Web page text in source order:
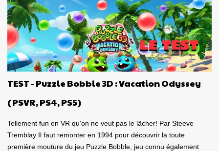
Pour revoir mon test, c'est par ici . Lorsque PlayStation Canada
nous a contacté il y a deux semaines pour faire le test de la
version PC, laquelle a vu le jour le 30 janvier dernier, je me suis
tout de suite dit : Ça serait génial d'y retourner, mais de façon
portable! Ouiiii, vous l'aurez deviné, je suis plongé dans le test de
Marvel's Spider-Man 2 PC sur la portable de Valve, ma
Steamdeck . Je me suis dit que puisque le premier volet, ainsi
que l'aventure Miles Morales sont approuvés 100% par Valve
pour la compatibilité St...
TEST - Puzzle Bobble 3D : Vacation Odyssey
(PSVR, PS4, PS5)
Tellement fun en VR qu'on ne veut pas le lâcher! Par Steeve
Tremblay Il faut remonter en 1994 pour découvrir la toute
première mouture du jeu Puzzle Bobble, jeu connu également